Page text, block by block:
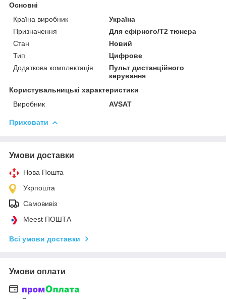
Основні
Країна виробник
Україна
Призначення
Для ефірного/Т2 тюнера
Стан
Новий
Тип
Цифрове
Додаткова комплектація
Пульт дистанційного
керування
Користувальницькі характеристики
Виробник
AVSAT
Приховати
Умови доставки
Нова Пошта
Укрпошта
Самовивіз
Meest ПОШТА
Всі умови доставки
Умови оплати